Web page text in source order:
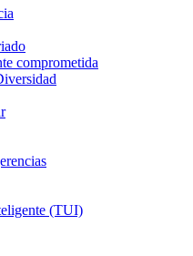
comprometida
(TUI)